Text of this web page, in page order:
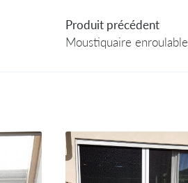
Produit précédent
Moustiquaire enroulable